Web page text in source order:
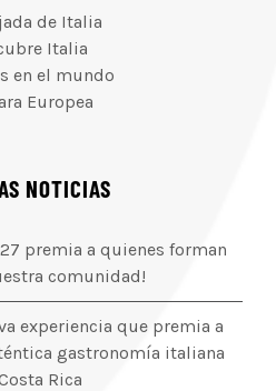
de Italia
Italia
en el mundo
Europea
NOTICIAS
premia a quienes forman
comunidad!
experiencia que premia a
gastronomía italiana
Rica